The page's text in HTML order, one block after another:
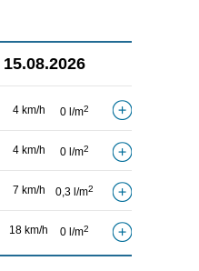
15.08.2026
4 km/h 0 l/m2
4 km/h 0 l/m2
7 km/h 0,3 l/m2
18 km/h 0 l/m2